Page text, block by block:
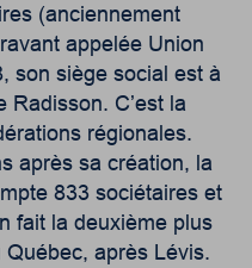
(anciennement
appelée Union
son siège social est à
Radisson. C’est la
régionales.
après sa création, la
833 sociétaires et
fait la deuxième plus
après Lévis.